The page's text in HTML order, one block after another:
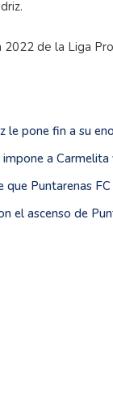
de la Liga
le pone fin a su
impone a
que Puntarenas
el ascenso de